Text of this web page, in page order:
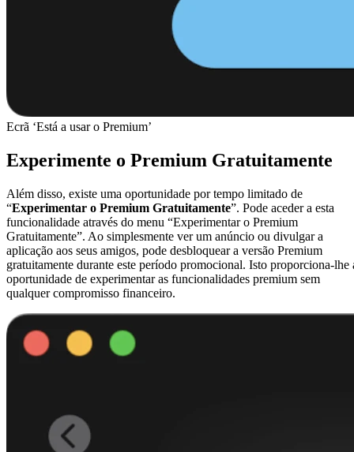
Ecrã ‘Está a usar o Premium’
Experimente o Premium Gratuitamente
Além disso, existe uma oportunidade por tempo limitado de
“Experimentar o Premium Gratuitamente”. Pode aceder a esta
funcionalidade através do menu “Experimentar o Premium
Gratuitamente”. Ao simplesmente ver um anúncio ou divulgar a
aplicação aos seus amigos, pode desbloquear a versão Premium
gratuitamente durante este período promocional. Isto proporciona-lhe
oportunidade de experimentar as funcionalidades premium sem
qualquer compromisso financeiro.